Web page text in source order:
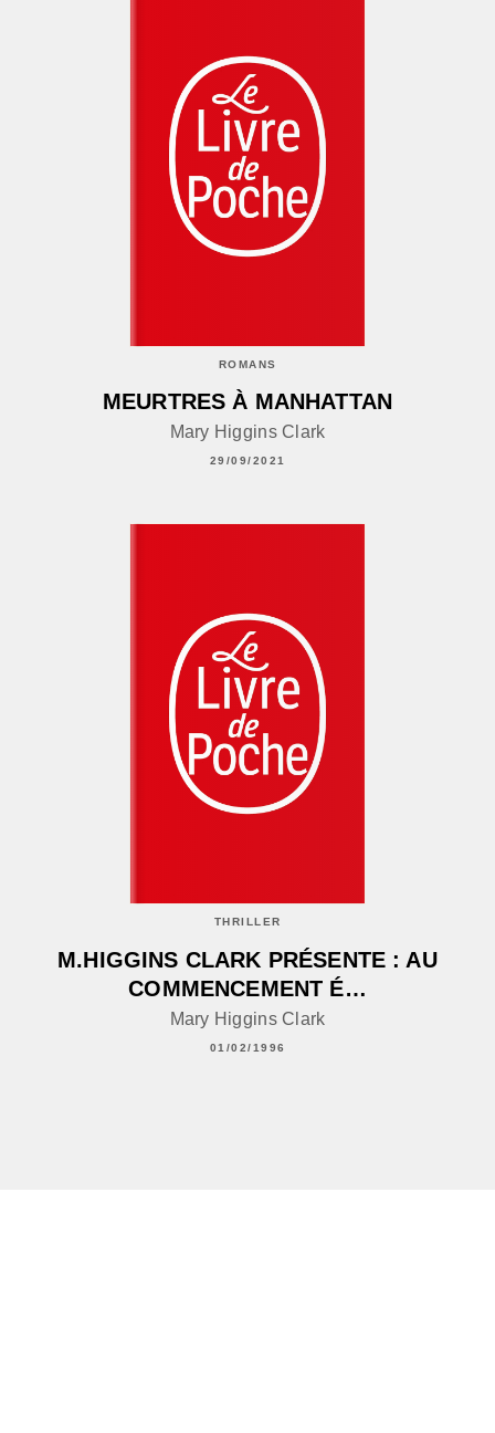
ROMANS
MEURTRES À MANHATTAN
Mary Higgins Clark
29/09/2021
THRILLER
M.HIGGINS CLARK PRÉSENTE : AU
COMMENCEMENT É…
Mary Higgins Clark
01/02/1996